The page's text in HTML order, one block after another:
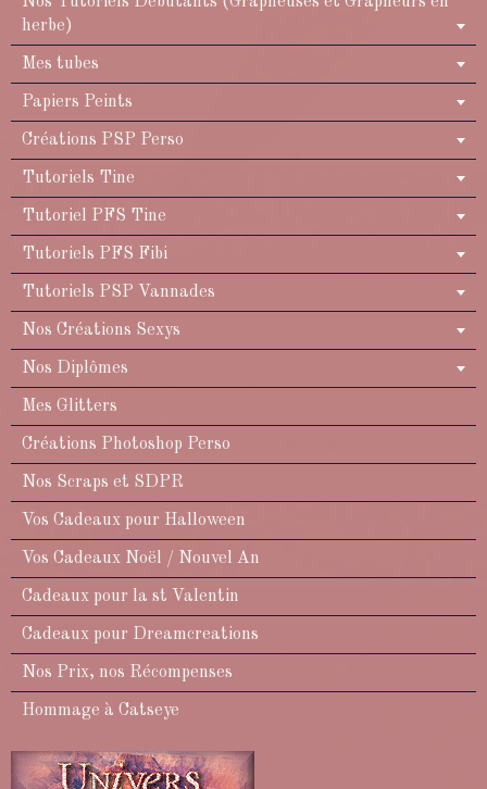
herbe)
Mes tubes
Papiers Peints
Créations PSP Perso
Tutoriels Tine
Tutoriel PFS Tine
Tutoriels PFS Fibi
Tutoriels PSP Vannades
Nos Créations Sexys
Nos Diplômes
Mes Glitters
Créations Photoshop Perso
Nos Scraps et SDPR
Vos Cadeaux pour Halloween
Vos Cadeaux Noël / Nouvel An
Cadeaux pour la st Valentin
Cadeaux pour Dreamcreations
Nos Prix, nos Récompenses
Hommage à Catseye